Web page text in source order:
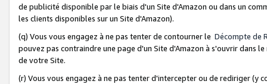
de publicité disponible par le biais d'un Site d'Amazon ou dans un
les clients disponibles sur un Site d'Amazon).
(q) Vous vous engagez à ne pas tenter de contourner le Décompte de
pouvez pas contraindre une page d'un Site d'Amazon à s'ouvrir dans
de votre Site.
(r) Vous vous engagez à ne pas tenter d'intercepter ou de rediriger